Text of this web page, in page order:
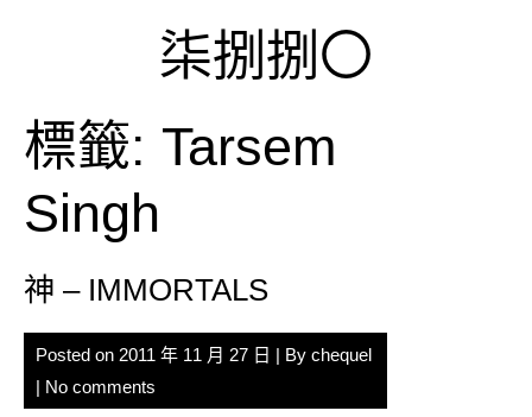
柒捌捌〇
標籤: Tarsem
Singh
神 – IMMORTALS
Posted on 2011 年 11 月 27 日 | By chequel
| No comments